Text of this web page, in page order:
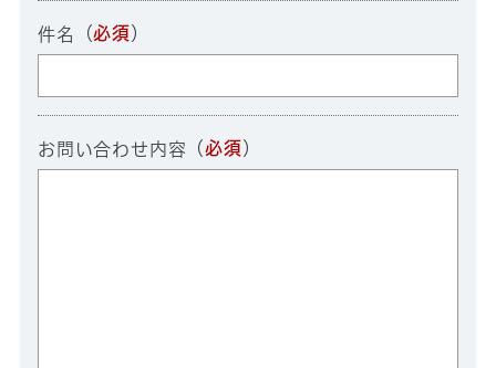
件名 （必須 ）
お問い合わせ内容 （必須 ）